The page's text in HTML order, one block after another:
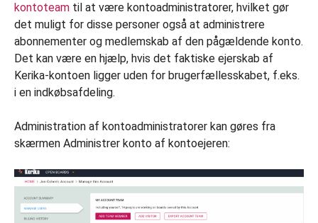
kontoteam til at være kontoadministratorer, hvilket gør
det muligt for disse personer også at administrere
abonnementer og medlemskab af den pågældende konto.
Det kan være en hjælp, hvis det faktiske ejerskab af
Kerika-kontoen ligger uden for brugerfællesskabet, f.eks.
i en indkøbsafdeling.
Administration af kontoadministratorer kan gøres fra
skærmen Administrer konto af kontoejeren: